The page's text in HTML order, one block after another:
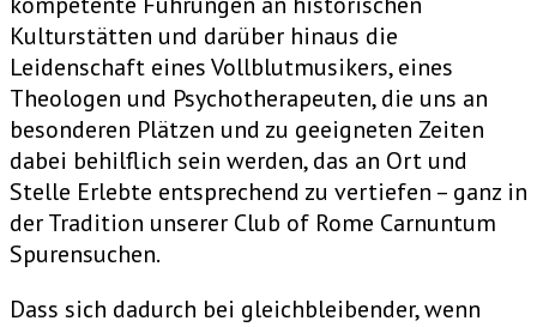
Kulturstätten und darüber hinaus die
Leidenschaft eines Vollblutmusikers, eines
Theologen und Psychotherapeuten, die uns an
besonderen Plätzen und zu geeigneten Zeiten
dabei behilflich sein werden, das an Ort und
Stelle Erlebte entsprechend zu vertiefen – ganz in
der Tradition unserer Club of Rome Carnuntum
Spurensuchen.
Dass sich dadurch bei gleichbleibender, wenn